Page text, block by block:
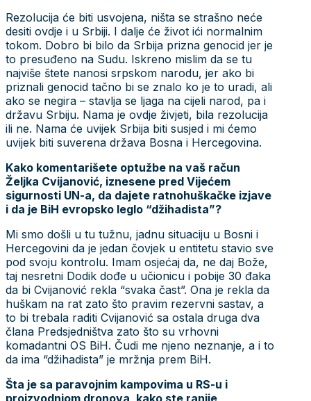
Rezolucija će biti usvojena, ništa se strašno neće
desiti ovdje i u Srbiji. I dalje će život ići normalnim
tokom. Dobro bi bilo da Srbija prizna genocid jer je
to presuđeno na Sudu. Iskreno mislim da se tu
najviše štete nanosi srpskom narodu, jer ako bi
priznali genocid tačno bi se znalo ko je to uradi, ali
ako se negira – stavlja se ljaga na cijeli narod, pa i
državu Srbiju. Nama je ovdje živjeti, bila rezolucija
ili ne. Nama će uvijek Srbija biti susjed i mi ćemo
uvijek biti suverena država Bosna i Hercegovina.
Kako komentarišete optužbe na vaš račun
Željka Cvijanović, iznesene pred Vijećem
sigurnosti UN-a, da dajete ratnohuškačke izjave
i da je BiH evropsko leglo “džihadista”?
Mi smo došli u tu tužnu, jadnu situaciju u Bosni i
Hercegovini da je jedan čovjek u entitetu stavio sve
pod svoju kontrolu. Imam osjećaj da, ne daj Bože,
taj nesretni Dodik dođe u učionicu i pobije 30 đaka
da bi Cvijanović rekla “svaka čast”. Ona je rekla da
huškam na rat zato što pravim rezervni sastav, a
to bi trebala raditi Cvijanović sa ostala druga dva
člana Predsjedništva zato što su vrhovni
komadantni OS BiH. Čudi me njeno neznanje, a i to
da ima “džihadista” je mržnja prem BiH.
Šta je sa paravojnim kampovima u RS-u i
proizvodnjom dronova, kako ste ranije